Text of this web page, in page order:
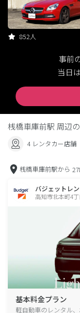
852人
事前
当日
桟橋車庫前駅 周辺
4 レンタカー店舗
桟橋車庫前駅から
バジェットレ
高知市北本町4
基本料金プラン
軽自動車のレンタル